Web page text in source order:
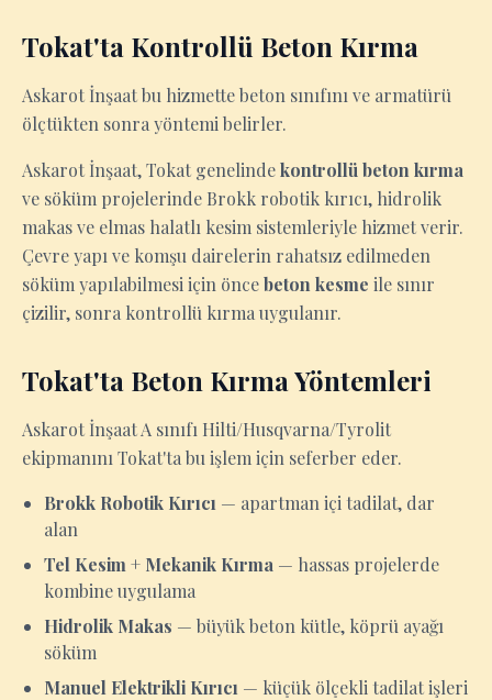
Tokat'ta Kontrollü Beton Kırma
Askarot İnşaat bu hizmette beton sınıfını ve armatürü
ölçtükten sonra yöntemi belirler.
Askarot İnşaat, Tokat genelindekontrollü beton kırma
ve söküm projelerinde Brokk robotik kırıcı, hidrolik
makas ve elmas halatlı kesim sistemleriyle hizmet verir.
Çevre yapı ve komşu dairelerin rahatsız edilmeden
söküm yapılabilmesi için öncebeton kesme ile sınır
çizilir, sonra kontrollü kırma uygulanır.
Tokat'ta Beton Kırma Yöntemleri
Askarot İnşaat A sınıfı Hilti/Husqvarna/Tyrolit
ekipmanını Tokat'ta bu işlem için seferber eder.
Brokk Robotik Kırıcı — apartman içi tadilat, dar
alan
Tel Kesim + Mekanik Kırma — hassas projelerde
kombine uygulama
Hidrolik Makas — büyük beton kütle, köprü ayağı
söküm
Manuel Elektrikli Kırıcı — küçük ölçekli tadilat işleri